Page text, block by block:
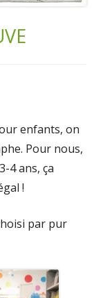
enfants, on
Pour nous,
4 ans, ça
!
par pur